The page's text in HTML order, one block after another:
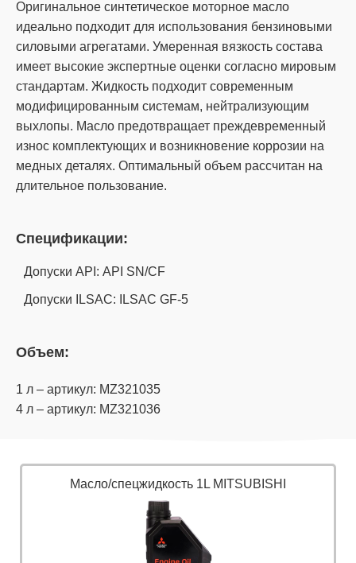
Оригинальное синтетическое моторное масло
идеально подходит для использования бензиновыми
силовыми агрегатами. Умеренная вязкость состава
имеет высокие экспертные оценки согласно мировым
стандартам. Жидкость подходит современным
модифицированным системам, нейтрализующим
выхлопы. Масло предотвращает преждевременный
износ комплектующих и возникновение коррозии на
медных деталях. Оптимальный объем рассчитан на
длительное пользование.
Спецификации:
Допуски API: API SN/CF
Допуски ILSAC: ILSAC GF-5
Объем:
1 л – артикул: MZ321035
4 л – артикул: MZ321036
Масло/спецжидкость 1L MITSUBISHI